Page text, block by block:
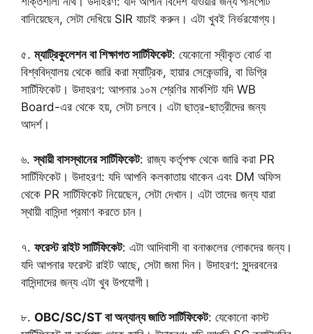
বানিয়েছেন, সেটা দেখিয়ে SIR যাচাই করুন। এটা খুবই নির্ভরযোগ্য।
৫.ম্যাট্রিকুলেশন বা শিক্ষাগত সার্টিফিকেট: যেকোনো স্বীকৃত বোর্ড বা
বিশ্ববিদ্যালয় থেকে জারি করা ম্যাট্রিক, হায়ার সেকেন্ডারি, বা ডিগ্রি
সার্টিফিকেট। উদাহরণ: আপনার ১০ম শ্রেণির মার্কশিট যদি WB
Board-এর থেকে হয়, সেটা চলবে। এটা ছাত্র-ছাত্রীদের জন্য
আদর্শ।
৬.স্থায়ী বাসস্থানের সার্টিফিকেট: রাজ্য কর্তৃপক্ষ থেকে জারি করা PR
সার্টিফিকেট। উদাহরণ: যদি আপনি কলকাতায় থাকেন এবং DM অফিস
থেকে PR সার্টিফিকেট নিয়েছেন, সেটা দেখান। এটা তাদের জন্য যারা
স্থায়ী বাসিন্দা প্রমাণ করতে চান।
৭. ফরেস্ট রাইট সার্টিফিকেট: এটা আদিবাসী বা বনাঞ্চলের লোকদের জন্য।
যদি আপনার ফরেস্ট রাইট আছে, সেটা জমা দিন। উদাহরণ: সুন্দরবনের
বাসিন্দাদের জন্য এটা খুব উপযোগী।
৮. OBC/SC/ST বা অন্যান্য জাতি সার্টিফিকেট: যেকোনো কাস্ট